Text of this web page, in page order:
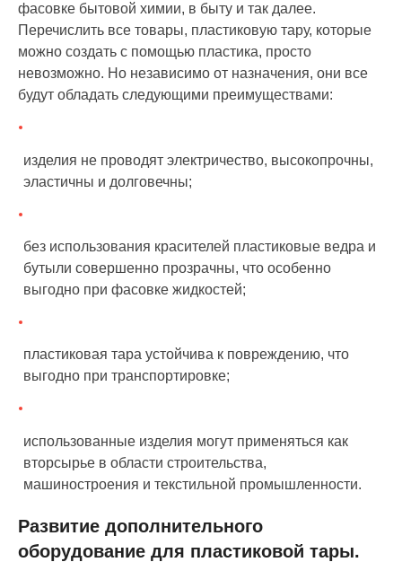
фасовке бытовой химии, в быту и так далее.
Перечислить все товары, пластиковую тару, которые
можно создать с помощью пластика, просто
невозможно. Но независимо от назначения, они все
будут обладать следующими преимуществами:
изделия не проводят электричество, высокопрочны,
эластичны и долговечны;
без использования красителей пластиковые ведра и
бутыли совершенно прозрачны, что особенно
выгодно при фасовке жидкостей;
пластиковая тара устойчива к повреждению, что
выгодно при транспортировке;
использованные изделия могут применяться как
вторсырье в области строительства,
машиностроения и текстильной промышленности.
Развитие дополнительного
оборудование для пластиковой тары.